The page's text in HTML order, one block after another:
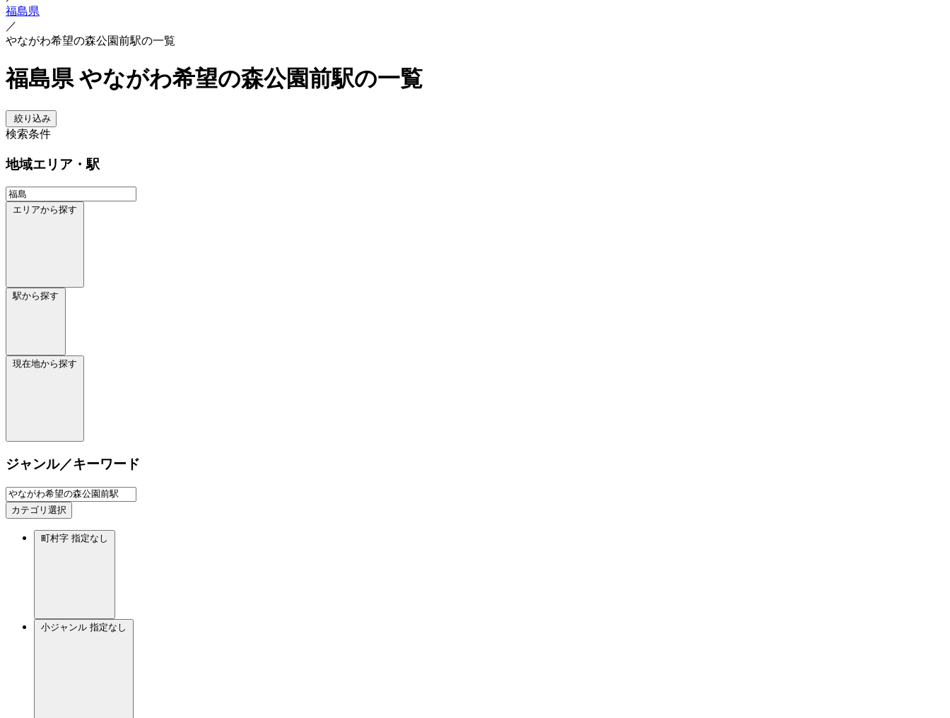
福島県
／
やながわ希望の森公園前駅の一覧
福島県 やながわ希望の森公園前駅の一覧
絞り込み
検索条件
地域エリア・駅
エリアから探す
駅から探す
現在地から探す
ジャンル／キーワード
カテゴリ選択
町村字 指定なし
小ジャンル 指定なし